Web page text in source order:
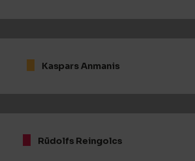
Kaspars Anmanis
Rūdolfs Reingolcs